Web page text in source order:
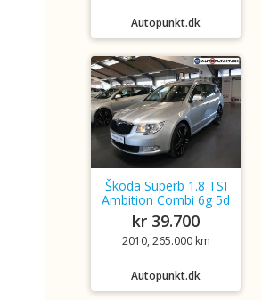
Autopunkt.dk
Škoda Superb 1.8 TSI
Ambition Combi 6g 5d
kr 39.700
2010, 265.000 km
Autopunkt.dk